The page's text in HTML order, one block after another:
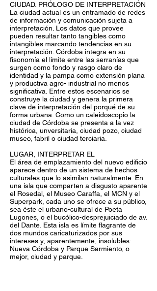
CIUDAD. PRÓLOGO DE INTERPRETACIÓN
La ciudad actual es un entramado de redes
de información y comunicación sujeta a
interpretación. Los datos que provee
pueden resultar tanto tangibles como
intangibles marcando tendencias en su
interpretación. Córdoba integra en su
fisonomía el límite entre las serranías que
surgen como fondo y rasgo claro de
identidad y la pampa como extensión plana
y productiva agro- industrial no menos
significativa. Entre estos escenarios se
construye la ciudad y genera la primera
clave de interpretación del porqué de su
forma urbana. Como un caleidoscopio la
ciudad de Córdoba se presenta a la vez
histórica, unversitaria, ciudad pozo, ciudad
museo, fabril o ciudad terciaria.
LUGAR, INTERPRETAR EL
El área de emplazamiento del nuevo edificio
aparece dentro de un sistema de hechos
culturales que lo asimilan naturalmente. En
una isla que comparten a disgusto aparente
el Rosedal, el Museo Caraffa, el MCN y el
Superpark, cada uno se ofrece a su público,
sea éste el urbano-cultural de Poeta
Lugones, o el bucólico-desprejuiciado de av.
del Dante. Esta isla es límite flagrante de
dos mundos caricaturizados por sus
intereses y, aparentemente, insolubles:
Nueva Córdoba y Parque Sarmiento, o
mejor, ciudad y parque.